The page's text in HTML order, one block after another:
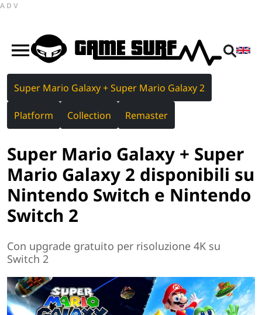
ADV
Super Mario Galaxy + Super Mario Galaxy 2
Platform Collection Remaster
Super Mario Galaxy + Super
Mario Galaxy 2 disponibili su
Nintendo Switch e Nintendo
Switch 2
Con upgrade gratuito per risoluzione 4K su
Switch 2